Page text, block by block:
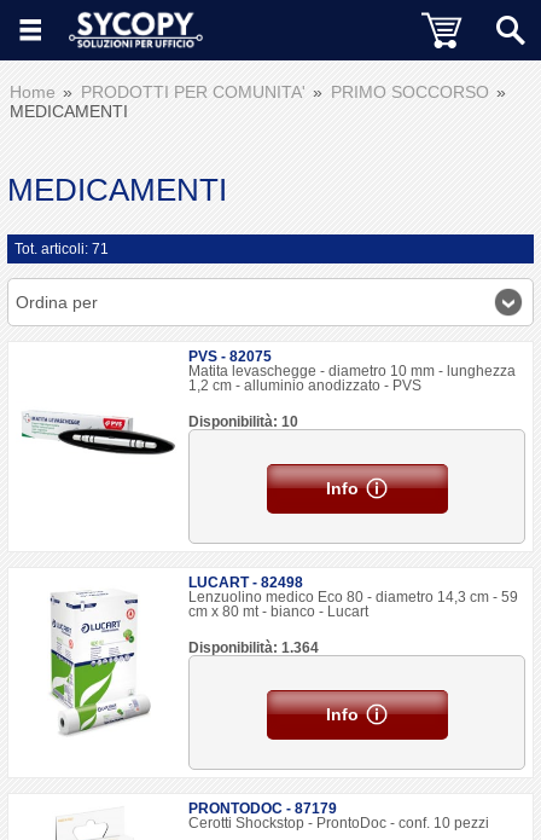
Home PRODOTTI PER COMUNITA'
PRIMO SOCCORSO
MEDICAMENTI
MEDICAMENTI
Tot. articoli: 71
Ordina per
PVS - 82075
Matita levaschegge - diametro 10 mm - lunghezza
1,2 cm - alluminio anodizzato - PVS
Disponibilità: 10
Info
LUCART - 82498
Lenzuolino medico Eco 80 - diametro 14,3 cm - 59
cm x 80 mt - bianco - Lucart
Disponibilità: 1.364
Info
PRONTODOC - 87179
Cerotti Shockstop - ProntoDoc - conf. 10 pezzi